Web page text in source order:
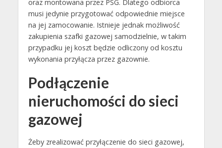
oraz montowana przez PSG. Dlatego odbiorca
musi jedynie przygotować odpowiednie miejsce
na jej zamocowanie. Istnieje jednak możliwość
zakupienia szafki gazowej samodzielnie, w takim
przypadku jej koszt będzie odliczony od kosztu
wykonania przyłącza przez gazownie.
Podłączenie
nieruchomości do sieci
gazowej
Żeby zrealizować przyłączenie do sieci gazowej,